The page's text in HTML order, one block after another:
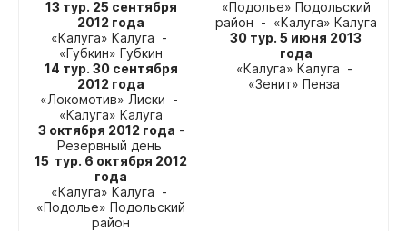
13 тур. 25 сентября
2012 года
«Калуга» Калуга -
«Губкин» Губкин
14 тур. 30 сентября
2012 года
«Локомотив» Лиски -
«Калуга» Калуга
3 октября 2012 года -
Резервный день
15 тур. 6 октября 2012
года
«Калуга» Калуга -
«Подолье» Подольский
район
«Подолье» Подольский
район - «Калуга» Калуга
30 тур. 5 июня 2013
года
«Калуга» Калуга -
«Зенит» Пенза